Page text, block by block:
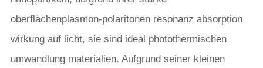
oberflächenplasmon-polaritonen resonanz absorption
wirkung auf licht, sie sind ideal photothermischen
umwandlung materialien. Aufgrund seiner kleinen